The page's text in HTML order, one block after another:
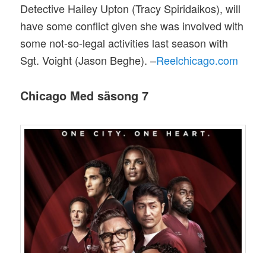
Detective Hailey Upton (Tracy Spiridaikos), will
have some conflict given she was involved with
some not-so-legal activities last season with
Sgt. Voight (Jason Beghe). –Reelchicago.com
Chicago Med säsong 7